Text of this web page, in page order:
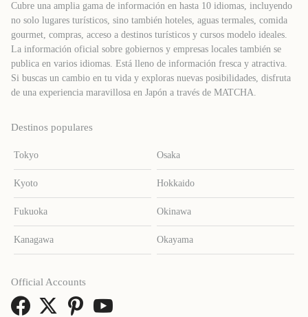
Cubre una amplia gama de información en hasta 10 idiomas, incluyendo
no solo lugares turísticos, sino también hoteles, aguas termales, comida
gourmet, compras, acceso a destinos turísticos y cursos modelo ideales.
La información oficial sobre gobiernos y empresas locales también se
publica en varios idiomas. Está lleno de información fresca y atractiva.
Si buscas un cambio en tu vida y exploras nuevas posibilidades, disfruta
de una experiencia maravillosa en Japón a través de MATCHA.
Destinos populares
Tokyo Osaka
Kyoto Hokkaido
Fukuoka Okinawa
Kanagawa Okayama
Official Accounts